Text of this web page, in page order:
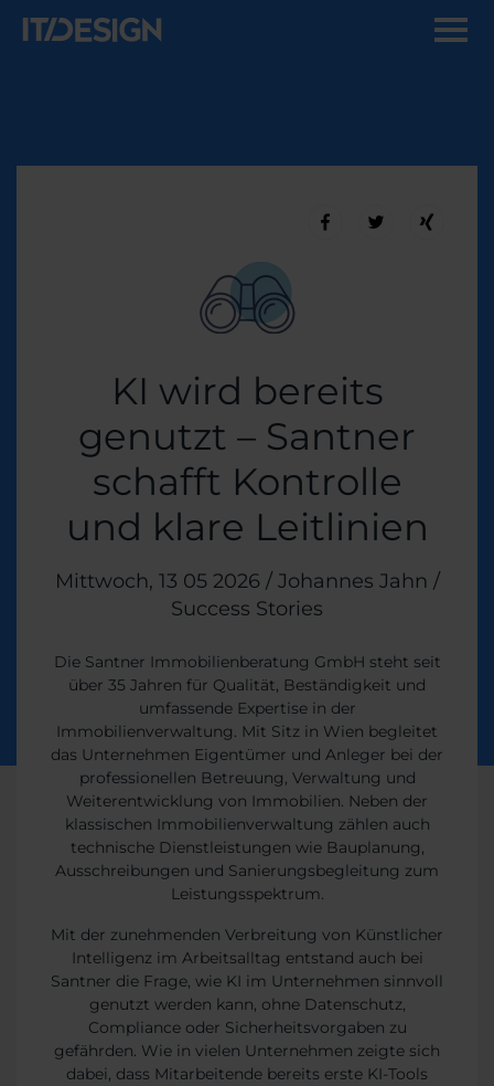
KI wird bereits
genutzt – Santner
schafft Kontrolle
und klare Leitlinien
Veröffentlicht am
Mittwoch, 13 05 2026 / Johannes Jahn /
Themen:
Success Stories
Die Santner Immobilienberatung GmbH steht seit
über 35 Jahren für Qualität, Beständigkeit und
umfassende Expertise in der
Immobilienverwaltung. Mit Sitz in Wien begleitet
das Unternehmen Eigentümer und Anleger bei der
professionellen Betreuung, Verwaltung und
Weiterentwicklung von Immobilien. Neben der
klassischen Immobilienverwaltung zählen auch
technische Dienstleistungen wie Bauplanung,
Ausschreibungen und Sanierungsbegleitung zum
Leistungsspektrum.
Mit der zunehmenden Verbreitung von Künstlicher
Intelligenz im Arbeitsalltag entstand auch bei
Santner die Frage, wie KI im Unternehmen sinnvoll
genutzt werden kann, ohne Datenschutz,
Compliance oder Sicherheitsvorgaben zu
gefährden. Wie in vielen Unternehmen zeigte sich
dabei, dass Mitarbeitende bereits erste KI-Tools